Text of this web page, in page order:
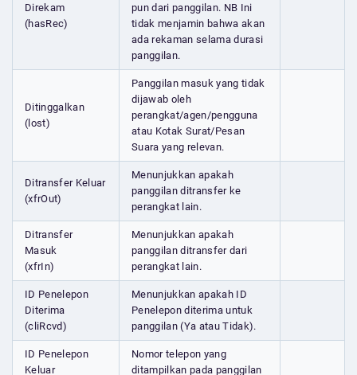
Direkam
(hasRec)
pun dari panggilan. NB Ini
tidak menjamin bahwa akan
ada rekaman selama durasi
panggilan.
Ditinggalkan
(lost)
Panggilan masuk yang tidak
dijawab oleh
perangkat/agen/pengguna
atau Kotak Surat/Pesan
Suara yang relevan.
Ditransfer Keluar
(xfrOut)
Menunjukkan apakah
panggilan ditransfer ke
perangkat lain.
Ditransfer
Masuk
(xfrIn)
Menunjukkan apakah
panggilan ditransfer dari
perangkat lain.
ID Penelepon
Diterima
(cliRcvd)
Menunjukkan apakah ID
Penelepon diterima untuk
panggilan (Ya atau Tidak).
ID Penelepon
Keluar
Nomor telepon yang
ditampilkan pada panggilan